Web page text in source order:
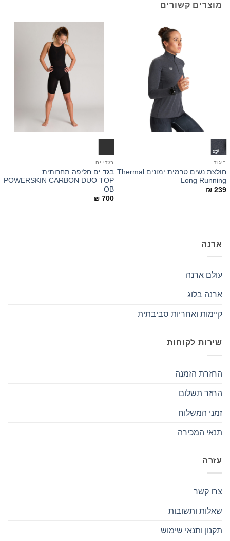
מוצרים קשורים
ביגוד
חולצת נשים טרמית ימונים Thermal
Long Running
₪ 239
בגדי ים
בגד ים חליפה תחרותית
POWERSKIN CARBON DUO TOP
OB
₪ 700
ארנה
עולם ארנה
ארנה בלוג
קיימות ואחריות סביבתית
שירות לקוחות
החזרת הזמנה
החזר תשלום
זמני המשלוח
תנאי המכירה
עזרה
צרו קשר
שאלות ותשובות
תקנון ותנאי שימוש